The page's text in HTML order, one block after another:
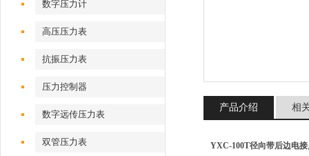
数字压力计
高压压力表
抗振压力表
压力控制器
数字远传压力表
双管压力表
产品介绍 相
YXC-100T径向带后边电